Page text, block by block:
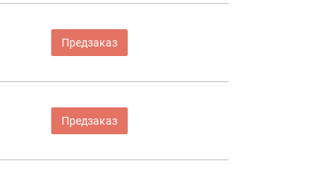
Предзаказ
Предзаказ